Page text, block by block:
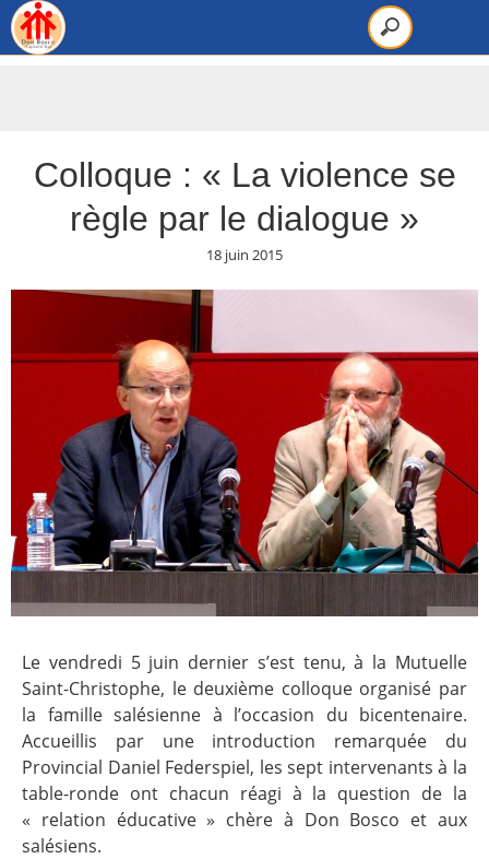
Colloque : « La violence se
règle par le dialogue »
18 juin 2015
Le vendredi 5 juin dernier s’est tenu, à la Mutuelle
Saint-Christophe, le deuxième colloque organisé par
la famille salésienne à l’occasion du bicentenaire.
Accueillis par une introduction remarquée du
Provincial Daniel Federspiel, les sept intervenants à la
table-ronde ont chacun réagi à la question de la
« relation éducative » chère à Don Bosco et aux
salésiens.